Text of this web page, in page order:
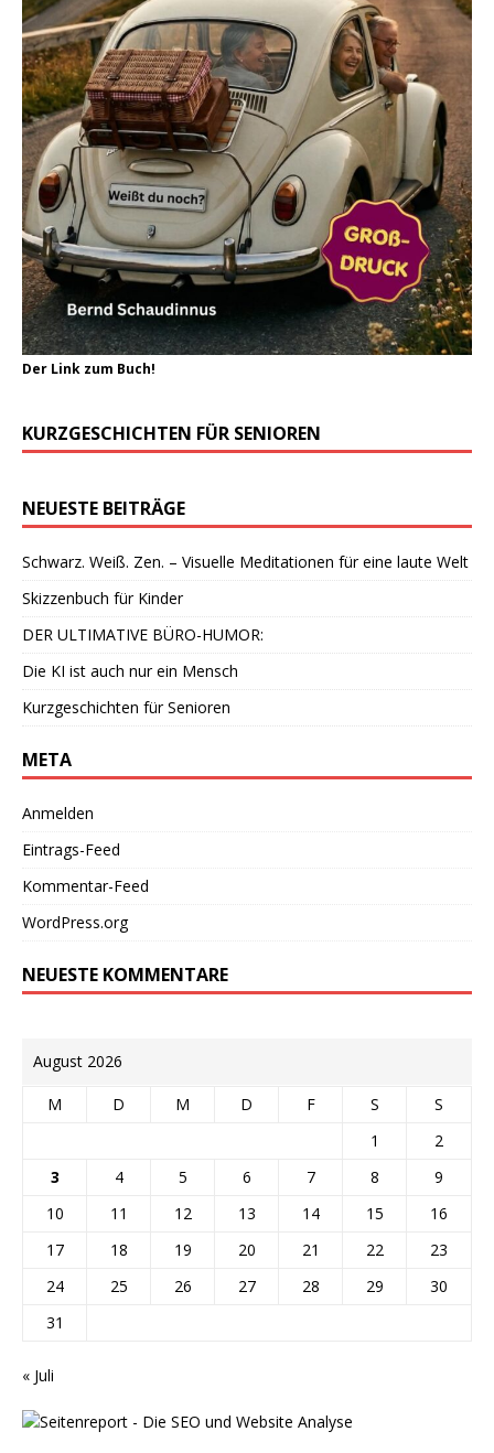
Der Link zum Buch!
KURZGESCHICHTEN FÜR SENIOREN
NEUESTE BEITRÄGE
Schwarz. Weiß. Zen. – Visuelle Meditationen für eine laute Welt
Skizzenbuch für Kinder
DER ULTIMATIVE BÜRO-HUMOR:
Die KI ist auch nur ein Mensch
Kurzgeschichten für Senioren
META
Anmelden
Eintrags-Feed
Kommentar-Feed
WordPress.org
NEUESTE KOMMENTARE
August 2026
M D M D F S
S
1
2
3
4 5 6 7 8
9
10
11 12 13 14 15
16
17
18 19 20 21 22
23
24
25 26 27 28 29
30
31
« Juli